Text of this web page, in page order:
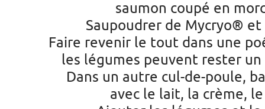
saumon coupé en
Saupoudrer de Mycryo®
Faire revenir le tout dans une
les légumes peuvent rester
Dans un autre cul-de-poule,
avec le lait, la crème,